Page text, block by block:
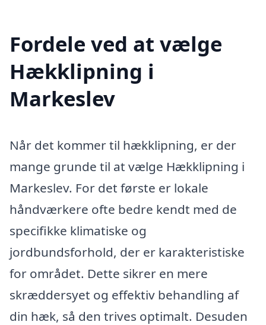
Fordele ved at vælge
Hækklipning i
Markeslev
Når det kommer til hækklipning, er der
mange grunde til at vælge Hækklipning i
Markeslev. For det første er lokale
håndværkere ofte bedre kendt med de
specifikke klimatiske og
jordbundsforhold, der er karakteristiske
for området. Dette sikrer en mere
skræddersyet og effektiv behandling af
din hæk, så den trives optimalt. Desuden